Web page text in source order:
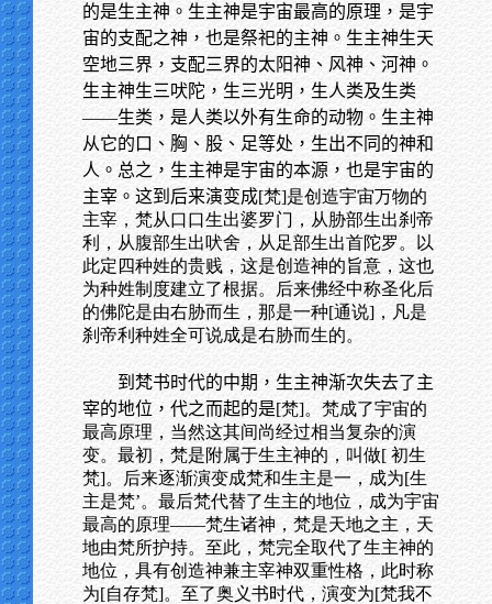
的是生主神。生主神是宇宙最高的原理，是宇
宙的支配之神，也是祭祀的主神。生主神生天
空地三界，支配三界的太阳神、风神、河神。
生主神生三吠陀，生三光明，生人类及生类
——生类，是人类以外有生命的动物。生主神
从它的口、胸、股、足等处，生出不同的神和
人。总之，生主神是宇宙的本源，也是宇宙的
主宰。这到后来演变成[梵]是创造宇宙万物的
主宰，梵从口口生出婆罗门，从胁部生出刹帝
利，从腹部生出吠舍，从足部生出首陀罗。以
此定四种姓的贵贱，这是创造神的旨意，这也
为种姓制度建立了根据。后来佛经中称圣化后
的佛陀是由右胁而生，那是一种[通说]，凡是
刹帝利种姓全可说成是右胁而生的。
到梵书时代的中期，生主神渐次失去了主
宰的地位，代之而起的是[梵]。梵成了宇宙的
最高原理，当然这其间尚经过相当复杂的演
变。最初，梵是附属于生主神的，叫做[ 初生
梵]。后来逐渐演变成梵和生主是一，成为[生
主是梵’。最后梵代替了生主的地位，成为宇宙
最高的原理——梵生诸神，梵是天地之主，天
地由梵所护持。至此，梵完全取代了生主神的
地位，具有创造神兼主宰神双重性格，此时称
为[自存梵]。至了奥义书时代，演变为[梵我不